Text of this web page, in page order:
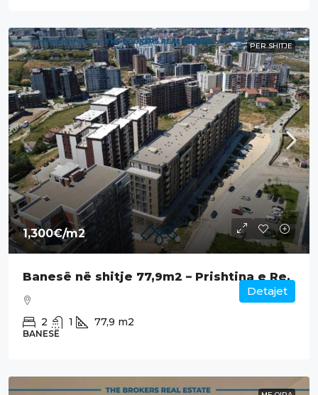
PËR SHITJE
1,300€/m2
Banesë në shitje 77,9m2 – Prishtina e Re.
2 1 77,9 m2
BANESË
Detajet